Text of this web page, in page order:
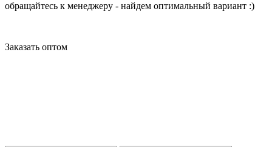
обращайтесь к менеджеру - найдем оптимальный вариант :)
Заказать оптом